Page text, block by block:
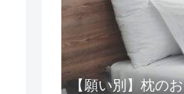
【願い別】枕の